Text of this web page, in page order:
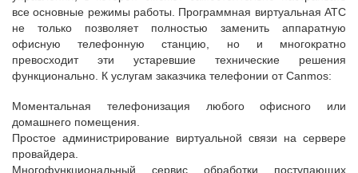
все основные режимы работы. Программная виртуальная АТС
не только позволяет полностью заменить аппаратную
офисную телефонную станцию, но и многократно
превосходит эти устаревшие технические решения
функционально. К услугам заказчика телефонии от Canmos:
Моментальная телефонизация любого офисного или
домашнего помещения.
Простое администрирование виртуальной связи на сервере
провайдера.
Многофункциональный сервис обработки поступающих